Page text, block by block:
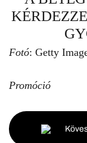
Fotó: Getty
Promóció